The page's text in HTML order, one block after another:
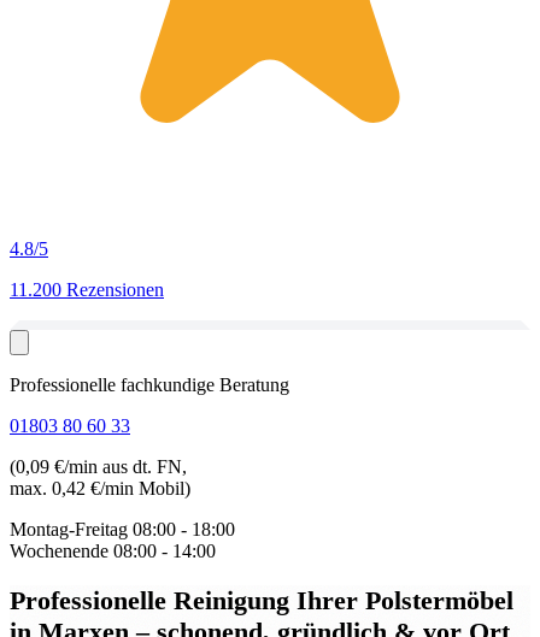
4.8/5
11.200 Rezensionen
Professionelle fachkundige Beratung
01803 80 60 33
(0,09 €/min aus dt. FN,
max. 0,42 €/min Mobil)
Montag-Freitag 08:00 - 18:00
Wochenende 08:00 - 14:00
Professionelle Reinigung Ihrer Polstermöbel